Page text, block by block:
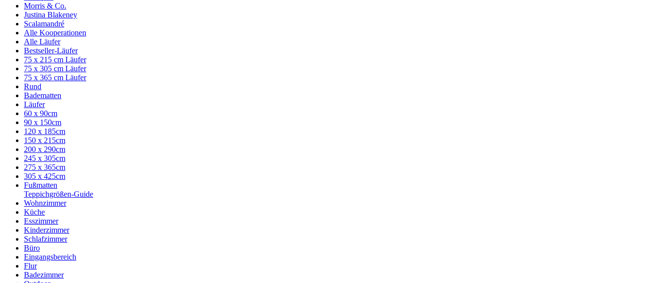
Morris & Co.
Justina Blakeney
Scalamandré
Alle Kooperationen
Alle Läufer
Bestseller-Läufer
75 x 215 cm Läufer
75 x 305 cm Läufer
75 x 365 cm Läufer
Rund
Badematten
Läufer
60 x 90cm
90 x 150cm
120 x 185cm
150 x 215cm
200 x 290cm
245 x 305cm
275 x 365cm
305 x 425cm
Fußmatten
Teppichgrößen-Guide
Wohnzimmer
Küche
Esszimmer
Kinderzimmer
Schlafzimmer
Büro
Eingangsbereich
Flur
Badezimmer